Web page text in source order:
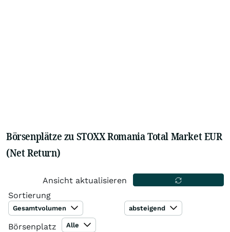
Börsenplätze zu STOXX Romania Total Market EUR
(Net Return)
Ansicht aktualisieren
Sortierung
Gesamtvolumen absteigend
Börsenplatz Alle